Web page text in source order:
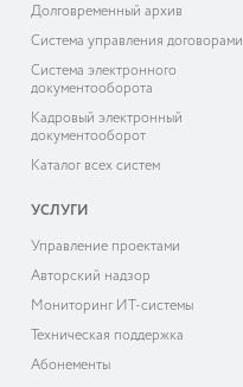
Долговременный архив
Система управления договорами
Система электронного
документооборота
Кадровый электронный
документооборот
Каталог всех систем
УСЛУГИ
Управление проектами
Авторский надзор
Мониторинг ИТ-системы
Техническая поддержка
Абонементы